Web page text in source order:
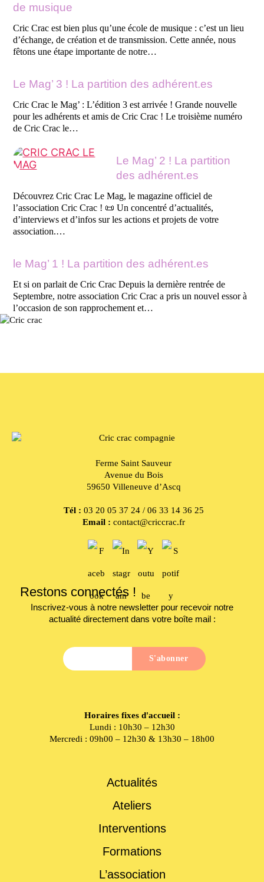
de musique
Cric Crac est bien plus qu’une école de musique : c’est un lieu
d’échange, de création et de transmission. Cette année, nous
fêtons une étape importante de notre…
Le Mag’ 3 ! La partition des adhérent.es
Cric Crac le Mag’ : L’édition 3 est arrivée ! Grande nouvelle
pour les adhérents et amis de Cric Crac ! Le troisième numéro
de Cric Crac le…
Le Mag’ 2 ! La partition
des adhérent.es
Découvrez Cric Crac Le Mag, le magazine officiel de
l’association Cric Crac ! 📜 Un concentré d’actualités,
d’interviews et d’infos sur les actions et projets de votre
association.…
le Mag’ 1 ! La partition des adhérent.es
Et si on parlait de Cric Crac Depuis la dernière rentrée de
Septembre, notre association Cric Crac a pris un nouvel essor à
l’occasion de son rapprochement et…
Ferme Saint Sauveur
Avenue du Bois
59650 Villeneuve d’Ascq
Tél : 03 20 05 37 24 / 06 33 14 36 25
Email : contact@criccrac.fr
Restons connectés !
Inscrivez-vous à notre newsletter pour recevoir notre
actualité directement dans votre boîte mail :
Horaires fixes d'accueil :
Lundi : 10h30 – 12h30
Mercredi : 09h00 – 12h30 & 13h30 – 18h00
Actualités
Ateliers
Interventions
Formations
L’association